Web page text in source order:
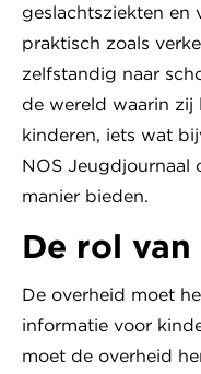
geslachtsziekten en
praktisch zoals
zelfstandig naar
de wereld waarin zij
kinderen, iets wat
NOS Jeugdjournaal
manier bieden.
De rol
De overheid moet
informatie voor
moet de overheid